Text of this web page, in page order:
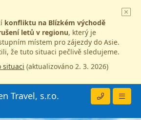
konfliktu na Blízkém východě
letů v regionu, který je
místem pro zájezdy do Asie.
že tuto situaci pečlivě sledujeme.
situaci (aktualizováno 2. 3. 2026)
Travel, s.r.o.